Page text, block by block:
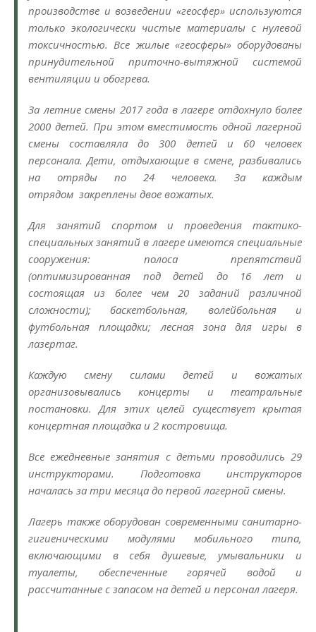
производстве и возведении «геосфер» используются
только экологически чистые материалы с нулевой
токсичностью. Все жилые «геосферы» оборудованы
принудительной приточно-вытяжной системой
вентиляции и обогрева.
За летние смены 2017 года в лагере отдохнуло более
2000 детей. При этом вместимость одной лагерной
смены составляла до 300 детей и 60 человек
персонала. Дети, отдыхающие в смене, разбивались
на отряды по 24 человека. За каждым
отрядом закреплены двое вожатых.
Для занятий спортом и проведения тактико-
специальных занятий в лагере имеются специальные
сооружения: полоса препятствий
(оптимизированная под детей до 16 лет и
состоящая из более чем 20 заданий различной
сложности); баскетбольная, волейбольная и
футбольная площадки; лесная зона для игры в
лазертаг.
Каждую смену силами детей и вожатых
организовывались концерты и театральные
постановки. Для этих целей существует крытая
концертная площадка и 2 костровища.
Все ежедневные занятия с детьми проводились 29
инструкторами. Подготовка инструкторов
началась за три месяца до первой лагерной смены.
Лагерь также оборудован современными санитарно-
гигиеническими модулями мобильного типа,
включающими в себя душевые, умывальники и
туалеты, обеспеченные горячей водой и
рассчитанные с запасом на детей и персонал лагеря.